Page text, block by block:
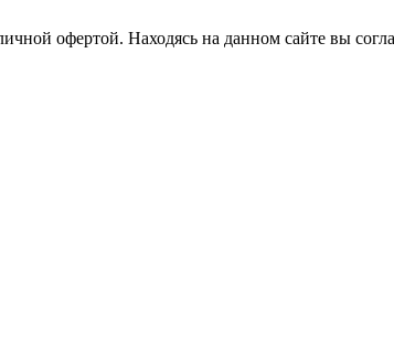
офертой. Находясь на данном сайте вы